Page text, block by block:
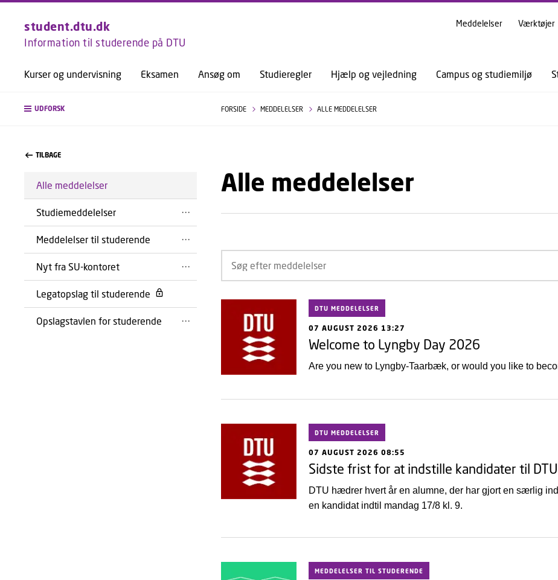
GÅ TIL PRIMÆRT INDHOLD (TRYK ENTER).
student.dtu.dk
Information til studerende på DTU
Kurser og undervisning Eksamen Ansøg om Studieregler Hjælp og vejledning Campus og studiemiljø
Meddelelser Værktøjer
UDFORSK FORSIDE MEDDELELSER ALLE MEDDELELSER
TILBAGE
Alle meddelelser
Studiemeddelelser
Meddelelser til studerende
Nyt fra SU-kontoret
Legatopslag til studerende
Opslagstavlen for studerende
Alle meddelelser
DTU MEDDELELSER
07 AUGUST 2026 13:27
Welcome to Lyngby Day 2026
Are you new to Lyngby-Taarbæk, or would you like to
DTU MEDDELELSER
07 AUGUST 2026 08:55
Sidste frist for at indstille kandidater til
DTU hædrer hvert år en alumne, der har gjort en særlig
en kandidat indtil mandag 17/8 kl. 9.
MEDDELELSER TIL STUDERENDE